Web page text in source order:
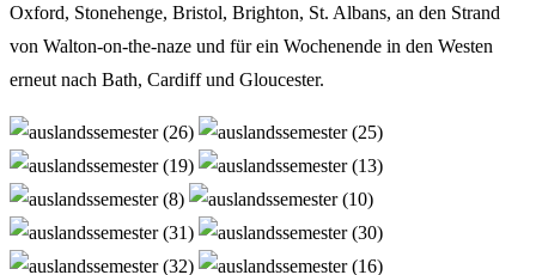
Oxford, Stonehenge, Bristol, Brighton, St. Albans, an den Strand
von Walton-on-the-naze und für ein Wochenende in den Westen
erneut nach Bath, Cardiff und Gloucester.